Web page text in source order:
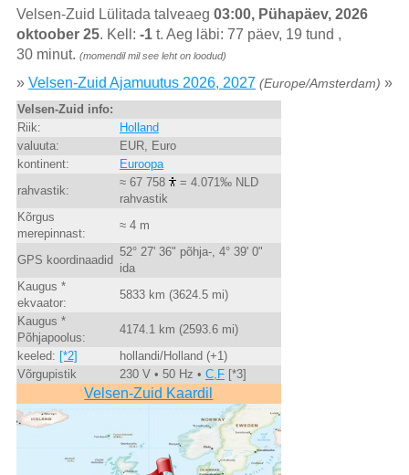
Velsen-Zuid Lülitada talveaeg 03:00, Pühapäev, 2026
oktoober 25. Kell: -1t. Aeg läbi: 77 päev, 19 tund ,
30 minut. (momendil mil see leht on loodud)
» Velsen-Zuid Ajamuutus 2026, 2027 (Europe/Amsterdam) »
Velsen-Zuid info:
Riik:
Holland
valuuta:
EUR, Euro
kontinent:
Euroopa
rahvastik:
≈ 67 758
= 4.071‰ NLD
rahvastik
Kõrgus
merepinnast:
≈ 4 m
GPS koordinaadid
52° 27' 36" põhja-, 4° 39' 0"
ida
Kaugus *
ekvaator:
5833 km (3624.5 mi)
Kaugus *
Põhjapoolus:
4174.1 km (2593.6 mi)
keeled: [*2]
hollandi/Holland (+1)
Võrgupistik
230 V • 50 Hz • C,F[*3]
Velsen-Zuid Kaardil